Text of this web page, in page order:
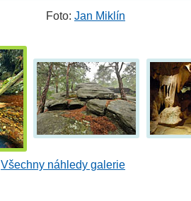
Foto: Jan Miklín
Všechny náhledy galerie